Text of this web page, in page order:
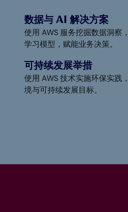
数据与 AI 解决方案
使用 AWS 服务挖掘数据洞察
学习模型，赋能业务决策。
可持续发展举措
使用 AWS 技术实施环保实践
境与可持续发展目标。